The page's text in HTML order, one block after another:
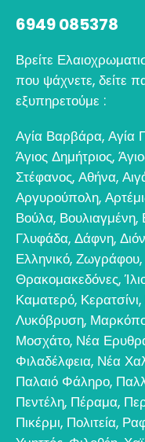
6949 085378
Βρείτε
που ψάχνετε, δείτε
εξυπηρετούμε :
Αγία Βαρβάρα, Αγία
Άγιος Δημήτριος,
Στέφανος, Αθήνα,
Αργυρούπολη,
Βούλα, Βουλιαγμένη,
Γλυφάδα, Δάφνη,
Ελληνικό, Ζωγράφου,
Θρακομακεδόνες,
Καματερό, Κερατσίνι,
Λυκόβρυση,
Μοσχάτο, Νέα
Φιλαδέλφεια, Νέα
Παλαιό Φάληρο,
Πεντέλη, Πέραμα,
Πικέρμι, Πολιτεία,